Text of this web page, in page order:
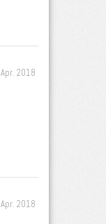
Apr. 2018
Apr. 2018